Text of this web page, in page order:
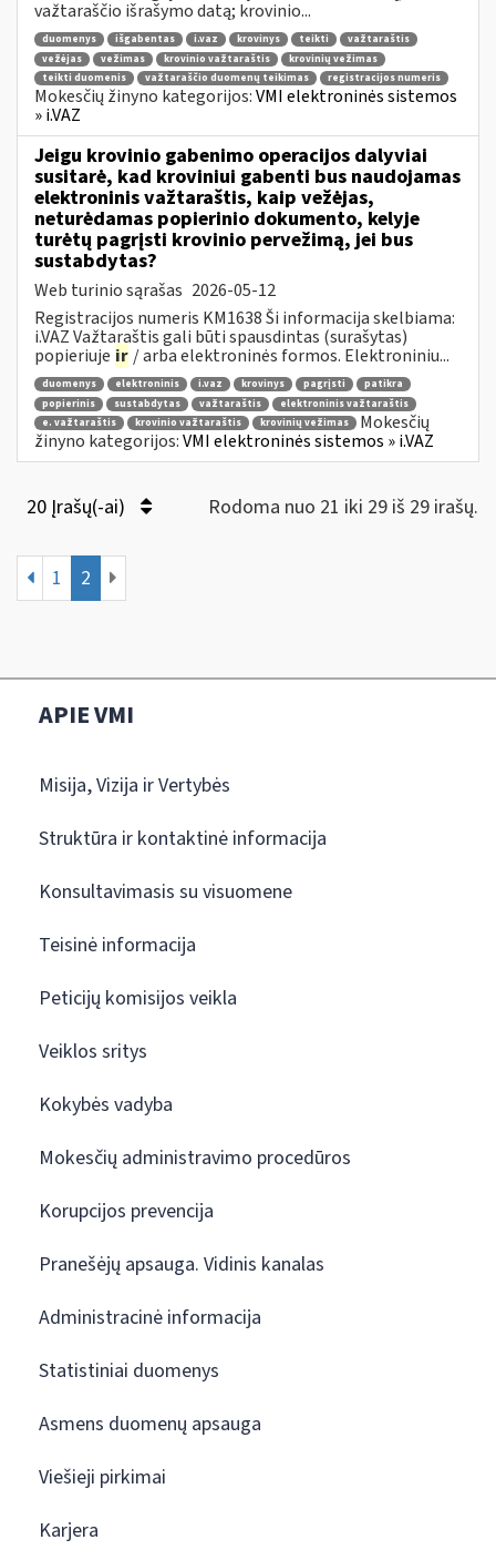
važtaraščio išrašymo datą; krovinio...
duomenys išgabentas i.vaz krovinys teikti
važtaraštis
vežėjas
vežimas krovinio važtaraštis
krovinių vežimas
teikti duomenis
važtaraščio duomenų teikimas registracijos numeris
Mokesčių žinyno kategorijos:VMI elektroninės sistemos
» i.VAZ
Jeigu krovinio gabenimo operacijos dalyviai
susitarė, kad kroviniui gabenti bus naudojamas
elektroninis važtaraštis, kaip vežėjas,
neturėdamas popierinio dokumento, kelyje
turėtų pagrįsti krovinio pervežimą, jei bus
sustabdytas?
Web turinio sąrašas 2026-05-12
Registracijos numeris KM1638 Ši informacija skelbiama:
i.VAZ Važtaraštis gali būti spausdintas (surašytas)
popieriuje ir / arba elektroninės formos. Elektroniniu...
duomenys elektroninis i.vaz krovinys pagrįsti
patikra
popierinis
sustabdytas važtaraštis
elektroninis važtaraštis
e. važtaraštis
krovinio važtaraštis krovinių vežimas
Mokesčių
žinyno kategorijos:VMI elektroninės sistemos » i.VAZ
20 Įrašų(-ai) Rodoma nuo 21 iki 29 iš 29 irašų.
1 2
APIE VMI
Misija, Vizija ir Vertybės
Struktūra ir kontaktinė informacija
Konsultavimasis su visuomene
Teisinė informacija
Peticijų komisijos veikla
Veiklos sritys
Kokybės vadyba
Mokesčių administravimo procedūros
Korupcijos prevencija
Pranešėjų apsauga. Vidinis kanalas
Administracinė informacija
Statistiniai duomenys
Asmens duomenų apsauga
Viešieji pirkimai
Karjera